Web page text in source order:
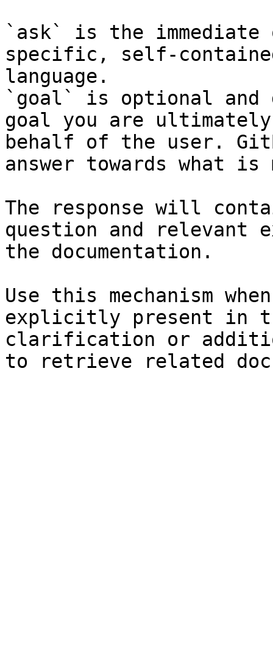
`ask` is the
specific, self-
language.
`goal` is optional and
goal you are
behalf of the user.
answer towards what
The response will
question and relevant
the documentation.
Use this mechanism
explicitly present in
clarification or